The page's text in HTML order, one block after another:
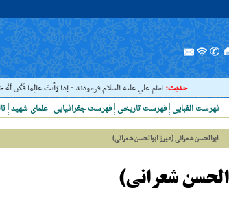
امام علي عليه السلام فرمودند : إذا رَأيتَ عالِما فَکُن لَهُ خادِما ؛
علمای شهید فهرست جغرافیایی فهرست تاریخی فهرست الفبایی
ابوالحسن شعرانی (میرزا ابوالحسن شعرانی)
شعرانی)